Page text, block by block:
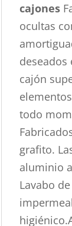
cajones
ocultas
deseados
cajón
todo
grafito.
aluminio
Lavabo